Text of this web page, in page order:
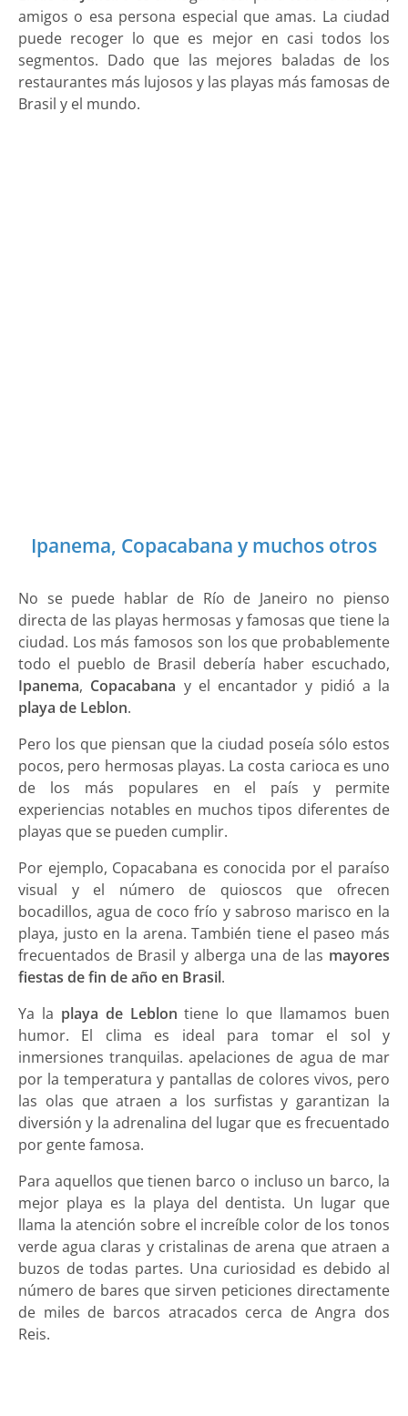
amigos o esa persona especial que amas. La ciudad
puede recoger lo que es mejor en casi todos los
segmentos. Dado que las mejores baladas de los
restaurantes más lujosos y las playas más famosas de
Brasil y el mundo.
Ipanema, Copacabana y muchos otros
No se puede hablar de Río de Janeiro no pienso
directa de las playas hermosas y famosas que tiene la
ciudad. Los más famosos son los que probablemente
todo el pueblo de Brasil debería haber escuchado,
Ipanema, Copacabana y el encantador y pidió a la
playa de Leblon.
Pero los que piensan que la ciudad poseía sólo estos
pocos, pero hermosas playas. La costa carioca es uno
de los más populares en el país y permite
experiencias notables en muchos tipos diferentes de
playas que se pueden cumplir.
Por ejemplo, Copacabana es conocida por el paraíso
visual y el número de quioscos que ofrecen
bocadillos, agua de coco frío y sabroso marisco en la
playa, justo en la arena. También tiene el paseo más
frecuentados de Brasil y alberga una de las mayores
fiestas de fin de año en Brasil.
Ya la playa de Leblon tiene lo que llamamos buen
humor. El clima es ideal para tomar el sol y
inmersiones tranquilas. apelaciones de agua de mar
por la temperatura y pantallas de colores vivos, pero
las olas que atraen a los surfistas y garantizan la
diversión y la adrenalina del lugar que es frecuentado
por gente famosa.
Para aquellos que tienen barco o incluso un barco, la
mejor playa es la playa del dentista. Un lugar que
llama la atención sobre el increíble color de los tonos
verde agua claras y cristalinas de arena que atraen a
buzos de todas partes. Una curiosidad es debido al
número de bares que sirven peticiones directamente
de miles de barcos atracados cerca de Angra dos
Reis.